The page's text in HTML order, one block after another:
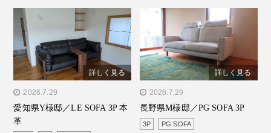
" alt="愛知県Y様邸／LE
SOFA 3P 本革"/>
詳しく見る
2026.7.29
愛知県Y様邸／LE SOFA 3P 本
革
" alt="長野県M様邸／PG
SOFA 3P"/>
詳しく見る
2026.7.29
長野県M様邸／PG SOFA 3P
3P PG SOFA